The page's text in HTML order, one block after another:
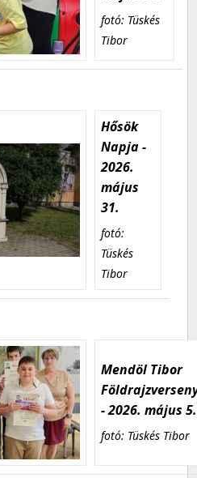
fotó: Tüskés
Tibor
Hősök
Napja -
2026.
május
31.
fotó:
Tüskés
Tibor
Mendöl Tibor
- 2026. május 5.
fotó: Tüskés Tibor